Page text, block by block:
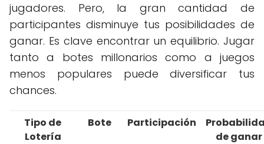
jugadores. Pero, la gran cantidad de
participantes disminuye tus posibilidades de
ganar. Es clave encontrar un equilibrio. Jugar
tanto a botes millonarios como a juegos
menos populares puede diversificar tus
chances.
Tipo de
Lotería
Bote Participación
de ganar